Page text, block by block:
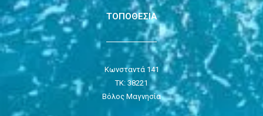
ΤΟΠΟΘΕΣΙΑ
Κωνσταντά 141
ΤΚ: 38221
Βόλος Μαγνησία